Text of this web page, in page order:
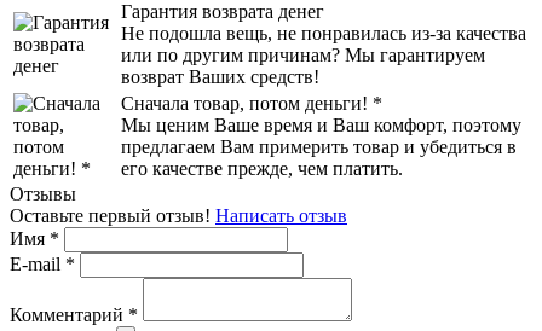
Гарантия возврата денег
Не подошла вещь, не понравилась из-за качества
или по другим причинам? Мы гарантируем
возврат Ваших средств!
Сначала товар, потом деньги! *
Мы ценим Ваше время и Ваш комфорт, поэтому
предлагаем Вам примерить товар и убедиться в
его качестве прежде, чем платить.
Отзывы
Оставьте первый отзыв! Написать отзыв
Имя *
E-mail *
Комментарий *